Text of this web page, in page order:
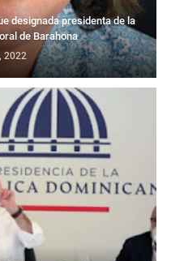
designada presidenta de la
de Barahona
2022